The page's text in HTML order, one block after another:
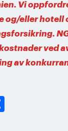
Vi
og/eller hotell
ved
av